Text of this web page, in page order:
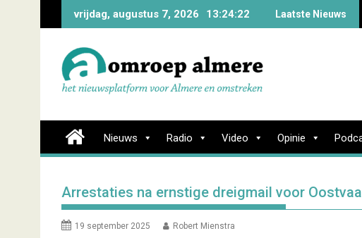
vrijdag, augustus 7, 2026 13:24:23 Laatste Nieuws
Nieuws Radio Video Opinie
Arrestaties na ernstige dreigmail voor
19 september 2025 Robert Mienstra